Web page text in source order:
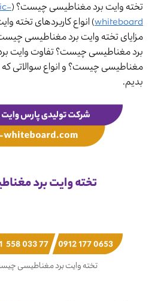
تخته وایت برد مغناطیسی چیست؟ (
whiteboard) انواع کاربردهای تخته
مزایای تخته وایت برد مغناطیسی
برد مغناطیسی چیست؟ تفاوت وایت
مغناطیسی چیست؟ و انواع سوالاتی که
بدیم.
تخته وایت برد مغناطیسی